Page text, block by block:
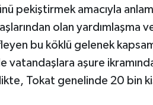
pekiştirmek amacıyla
olan yardımlaşma
bu köklü gelenek
vatandaşlara aşure
Tokat genelinde 20 bin